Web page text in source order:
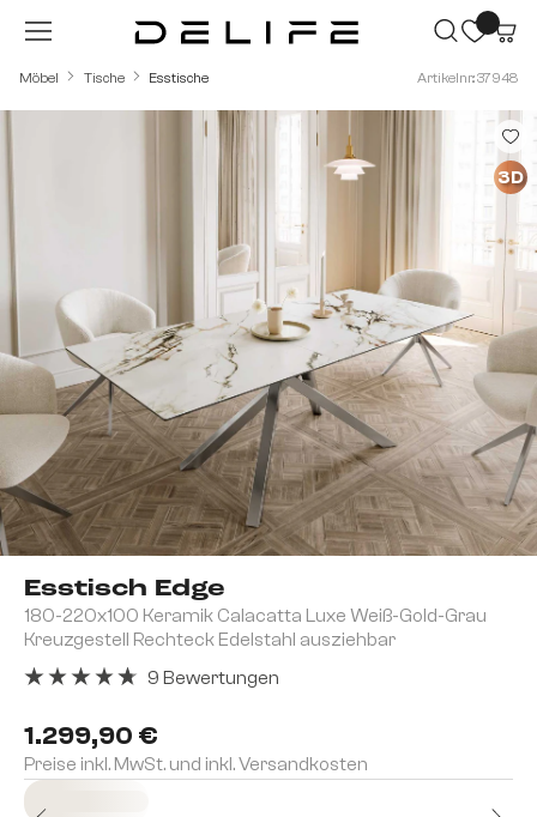
Zum Hauptinhalt springen
Möbel Tische Esstische Artikelnr.: 37948
Esstisch Edge
180-220x100 Keramik Calacatta Luxe Weiß-Gold-Grau
Kreuzgestell Rechteck Edelstahl ausziehbar
1.299,90 €
Preise inkl. MwSt. und inkl. Versandkosten
9 Bewertungen
Bildergalerie überspringen
3D